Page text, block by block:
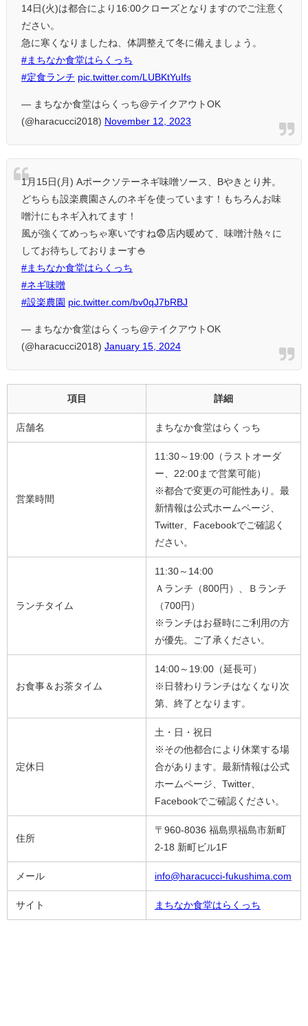
14日(火)は都合により16:00クローズとなりますのでご注意く
ださい。
急に寒くなりましたね、体調整えて冬に備えましょう。
#まちなか食堂はらくっち
#定食ランチ pic.twitter.com/LUBKtYuIfs
— まちなか食堂はらくっち@テイクアウトOK
(@haracucci2018) November 12, 2023
1月15日(月) Aポークソテーネギ味噌ソース、Bやきとり丼。
どちらも設楽農園さんのネギを使っています！もちろんお味
噌汁にもネギ入れてます！
風が強くてめっちゃ寒いですね😨店内暖めて、味噌汁熱々に
してお待ちしておりまーす🍚
#まちなか食堂はらくっち
#ネギ味噌
#設楽農園 pic.twitter.com/bv0qJ7bRBJ
— まちなか食堂はらくっち@テイクアウトOK
(@haracucci2018) January 15, 2024
項目 詳細
店舗名 まちなか食堂はらくっち
営業時間
11:30～19:00（ラストオーダ
ー、22:00まで営業可能）
※都合で変更の可能性あり。最
新情報は公式ホームページ、
Twitter、Facebookでご確認く
ださい。
ランチタイム
11:30～14:00
Ａランチ（800円）、Ｂランチ
（700円）
※ランチはお昼時にご利用の方
が優先。ご了承ください。
お食事＆お茶タイム
14:00～19:00（延長可）
※日替わりランチはなくなり次
第、終了となります。
定休日
土・日・祝日
※その他都合により休業する場
合があります。最新情報は公式
ホームページ、Twitter、
Facebookでご確認ください。
住所
〒960-8036 福島県福島市新町
2-18 新町ビル1F
メール info@haracucci-fukushima.com
サイト まちなか食堂はらくっち